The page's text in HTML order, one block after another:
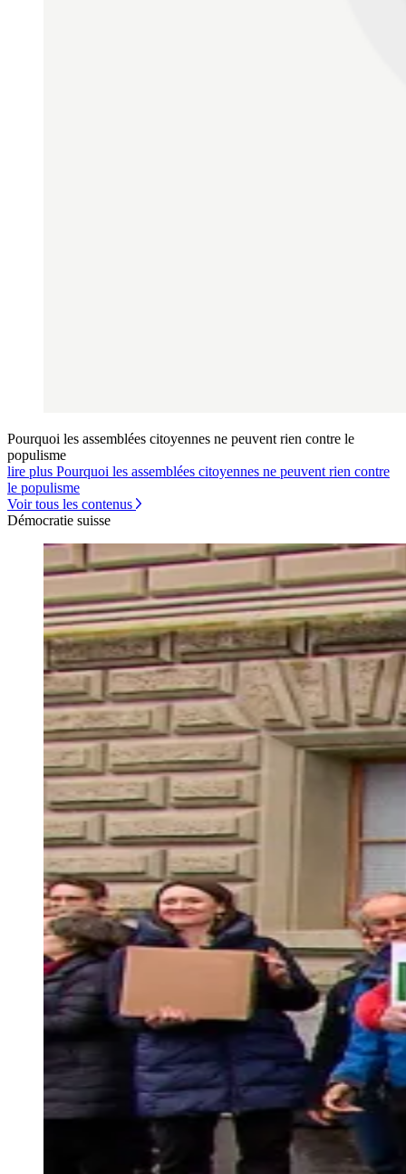
Pourquoi les assemblées citoyennes ne peuvent rien contre le
populisme
lire plus Pourquoi les assemblées citoyennes ne peuvent rien contre
le populisme
Voir tous les contenus
Démocratie suisse